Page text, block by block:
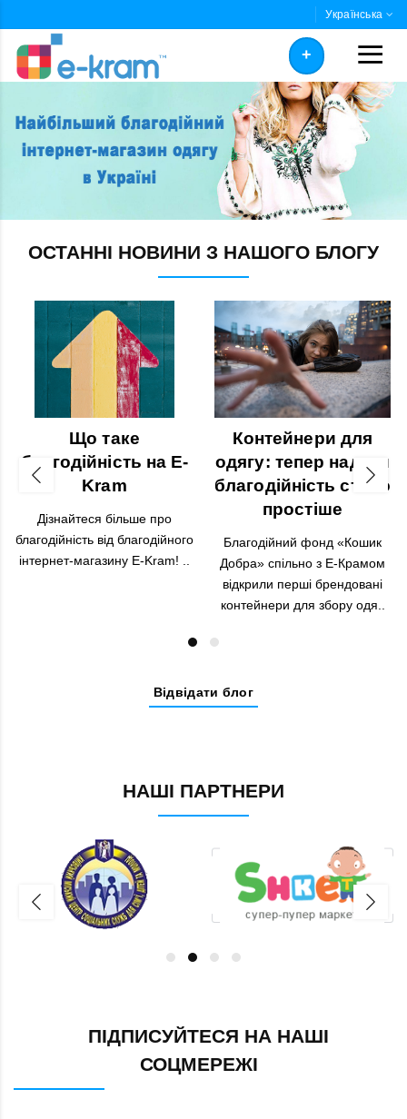
Українська
+
ОСТАННІ НОВИНИ З НАШОГО БЛОГУ
Що таке
благодійність на E-
Kram
Дізнайтеся більше про
благодійність від благодійного
інтернет-магазину E-Kram! ..
Контейнери для
одягу: тепер надати
благодійність стало
простіше
Благодійний фонд «Кошик
Добра» спільно з Е-Крамом
відкрили перші брендовані
контейнери для збору одя..
Відвідати блог
НАШІ ПАРТНЕРИ
ПІДПИСУЙТЕСЯ НА НАШІ
СОЦМЕРЕЖІ